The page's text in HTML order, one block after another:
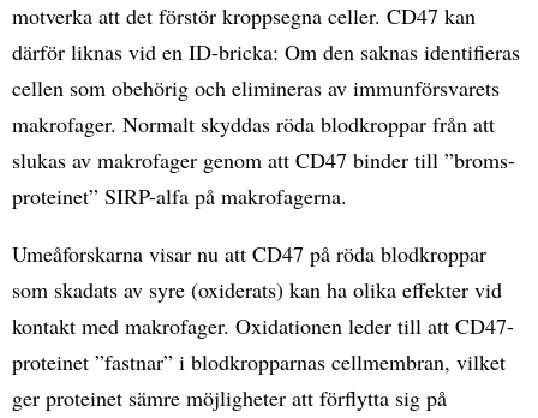
motverka att det förstör kroppsegna celler. CD47 kan
därför liknas vid en ID-bricka: Om den saknas identifieras
cellen som obehörig och elimineras av immunförsvarets
makrofager. Normalt skyddas röda blodkroppar från att
slukas av makrofager genom att CD47 binder till ”broms-
proteinet” SIRP-alfa på makrofagerna.
Umeåforskarna visar nu att CD47 på röda blodkroppar
som skadats av syre (oxiderats) kan ha olika effekter vid
kontakt med makrofager. Oxidationen leder till att CD47-
proteinet ”fastnar” i blodkropparnas cellmembran, vilket
ger proteinet sämre möjligheter att förflytta sig på